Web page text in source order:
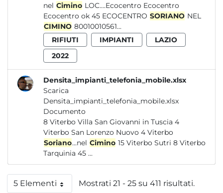
nel Cimino LOC....Ecocentro Ecocentro
Ecocentro ok 45 ECOCENTRO SORIANO NEL
CIMINO 80010010561...
RIFIUTI
IMPIANTI
LAZIO
2022
Densita_impianti_telefonia_mobile.xlsx
Scarica
Densita_impianti_telefonia_mobile.xlsx
Documento
8 Viterbo Villa San Giovanni in Tuscia 4
Viterbo San Lorenzo Nuovo 4 Viterbo
Soriano...nel Cimino 15 Viterbo Sutri 8 Viterbo
Tarquinia 45 ...
5 ElementiPer paginaMostrati 21 - 25 su 411 risultati.